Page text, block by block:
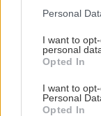
Please note that
not limited to
grant or deny
use your data
consent section.
Personal
I want to
personal
Opted In
I want to
Personal
Opted In
Διαβάστε